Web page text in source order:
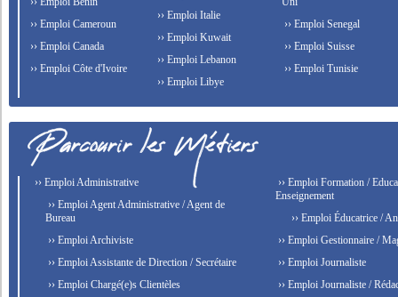
›› Emploi Cameroun
›› Emploi Canada
›› Emploi Côte d'Ivoire
›› Emploi Italie
›› Emploi Kuwait
›› Emploi Lebanon
›› Emploi Libye
›› Emploi Senegal
›› Emploi Suisse
›› Emploi Tunisie
›› Emploi Administrative
›› Emploi Agent Administrative / Agent de
Bureau
›› Emploi Archiviste
›› Emploi Assistante de Direction / Secrétaire
›› Emploi Chargé(e)s Clientèles
›› Emploi Formation /
Enseignement
›› Emploi Éducatrice /
›› Emploi Gestionnaire /
›› Emploi Journaliste
›› Emploi Journaliste /